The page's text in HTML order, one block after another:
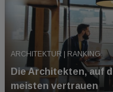
ARCHITEKTUR | RANKING
Die Architekten, auf
meisten vertrauen